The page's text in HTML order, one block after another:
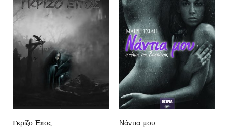
Γκρίζο Έπος Νάντια μου